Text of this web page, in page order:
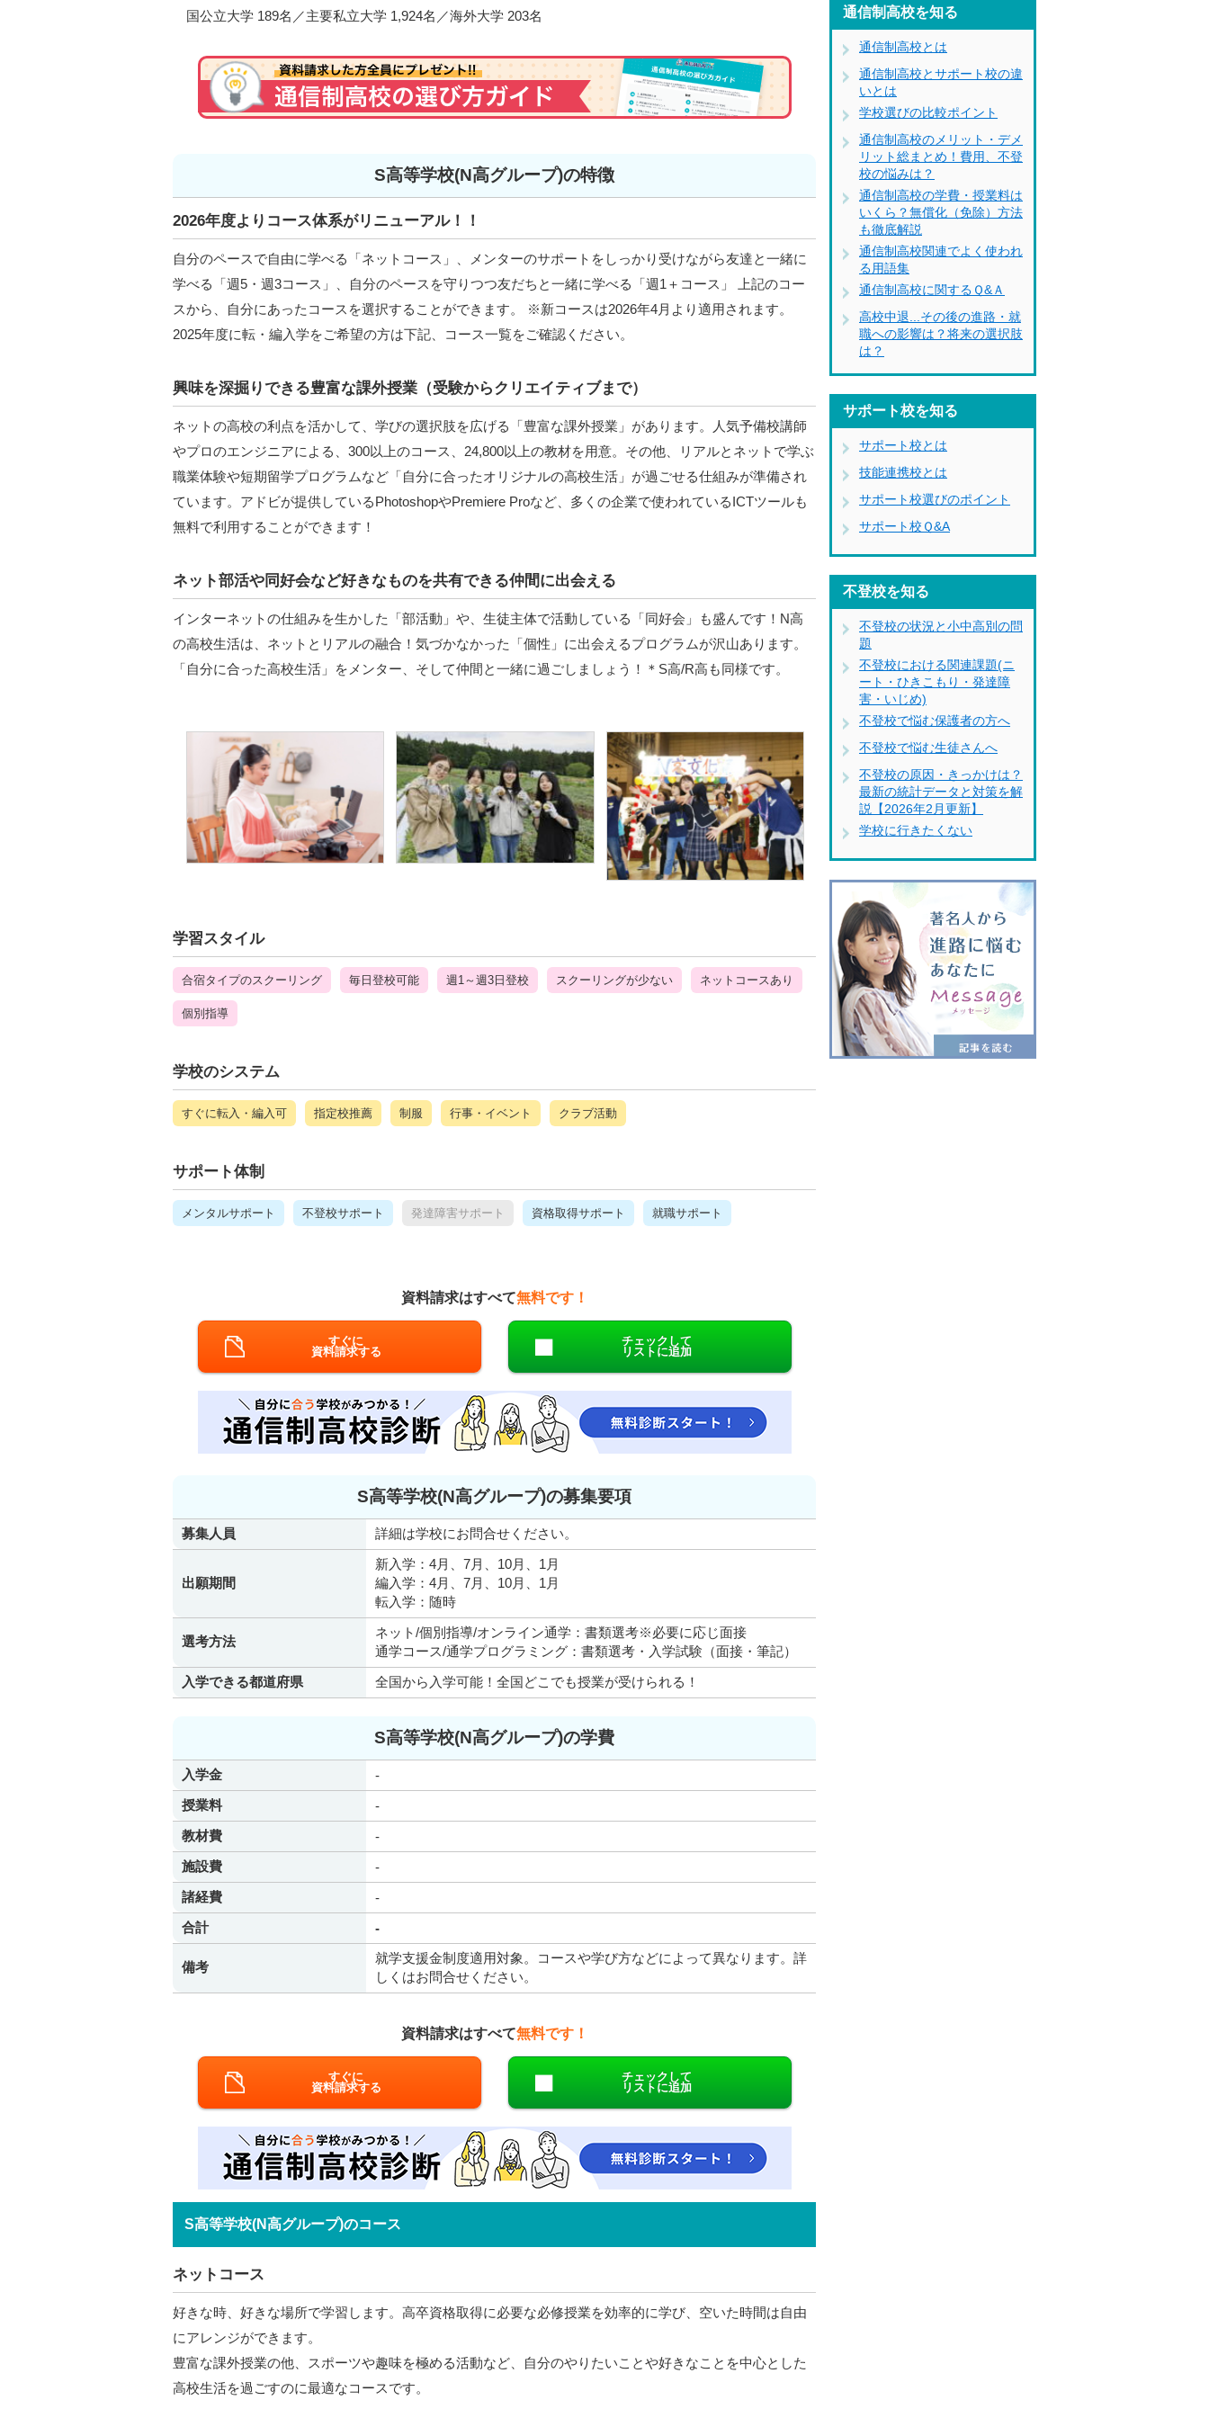
国公立大学 189名／主要私立大学 1,924名／海外大学 203名
S高等学校(N高グループ)の特徴
2026年度よりコース体系がリニューアル！！
自分のペースで自由に学べる「ネットコース」、メンターのサポートをしっかり受けながら友達と一緒に
学べる「週5・週3コース」、自分のペースを守りつつ友だちと一緒に学べる「週1＋コース」 上記のコー
スから、自分にあったコースを選択することができます。 ※新コースは2026年4月より適用されます。
2025年度に転・編入学をご希望の方は下記、コース一覧をご確認ください。
興味を深掘りできる豊富な課外授業（受験からクリエイティブまで）
ネットの高校の利点を活かして、学びの選択肢を広げる「豊富な課外授業」があります。人気予備校講師
やプロのエンジニアによる、300以上のコース、24,800以上の教材を用意。その他、リアルとネットで学ぶ
職業体験や短期留学プログラムなど「自分に合ったオリジナルの高校生活」が過ごせる仕組みが準備され
ています。アドビが提供しているPhotoshopやPremiere Proなど、多くの企業で使われているICTツールも
無料で利用することができます！
ネット部活や同好会など好きなものを共有できる仲間に出会える
インターネットの仕組みを生かした「部活動」や、生徒主体で活動している「同好会」も盛んです！N高
の高校生活は、ネットとリアルの融合！気づかなかった「個性」に出会えるプログラムが沢山あります。
「自分に合った高校生活」をメンター、そして仲間と一緒に過ごしましょう！＊S高/R高も同様です。
学習スタイル
合宿タイプのスクーリング 毎日登校可能 週1～週3日登校 スクーリングが少ない ネットコースあり
個別指導
学校のシステム
すぐに転入・編入可 指定校推薦 制服 行事・イベント クラブ活動
サポート体制
メンタルサポート 不登校サポート 発達障害サポート 資格取得サポート 就職サポート
資料請求はすべて無料です！
すぐに
資料請求する
チェックして
リストに追加
S高等学校(N高グループ)の募集要項
募集人員 詳細は学校にお問合せください。
出願期間
新入学：4月、7月、10月、1月
編入学：4月、7月、10月、1月
転入学：随時
選考方法
ネット/個別指導/オンライン通学：書類選考※必要に応じ面接
通学コース/通学プログラミング：書類選考・入学試験（面接・筆記）
入学できる都道府県
全国から入学可能！全国どこでも授業が受けられる！
S高等学校(N高グループ)の学費
入学金
-
授業料
-
教材費
-
施設費
-
諸経費
-
合計
-
備考
就学支援金制度適用対象。コースや学び方などによって異なります。詳
しくはお問合せください。
資料請求はすべて無料です！
すぐに
資料請求する
チェックして
リストに追加
S高等学校(N高グループ)のコース
ネットコース
好きな時、好きな場所で学習します。高卒資格取得に必要な必修授業を効率的に学び、空いた時間は自由
にアレンジができます。
豊富な課外授業の他、スポーツや趣味を極める活動など、自分のやりたいことや好きなことを中心とした
高校生活を過ごすのに最適なコースです。
通信制高校を知る
通信制高校とは
通信制高校とサポート校の違
いとは
学校選びの比較ポイント
通信制高校のメリット・デメ
リット総まとめ！費用、不登
校の悩みは？
通信制高校の学費・授業料は
いくら？無償化（免除）方法
も徹底解説
通信制高校関連でよく使われ
る用語集
通信制高校に関するＱ&Ａ
高校中退...その後の進路・就
職への影響は？将来の選択肢
は？
サポート校を知る
サポート校とは
技能連携校とは
サポート校選びのポイント
サポート校Ｑ&A
不登校を知る
不登校の状況と小中高別の問
題
不登校における関連課題(ニ
ート・ひきこもり・発達障
害・いじめ)
不登校で悩む保護者の方へ
不登校で悩む生徒さんへ
不登校の原因・きっかけは？
最新の統計データと対策を解
説【2026年2月更新】
学校に行きたくない